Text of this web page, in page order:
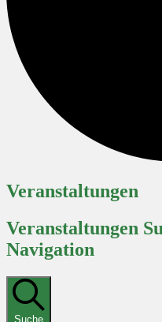
Veranstaltungen
Veranstaltungen
Navigation
Suche